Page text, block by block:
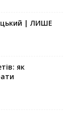
| ЛИШЕ
як